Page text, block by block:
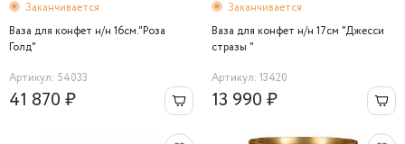
Заканчивается
Ваза для конфет н/н 16см."Роза
Голд"
Артикул: 54033
41 870 ₽
Заканчивается
Ваза для конфет н/н 17см "Джесси
стразы "
Артикул: 13420
13 990 ₽